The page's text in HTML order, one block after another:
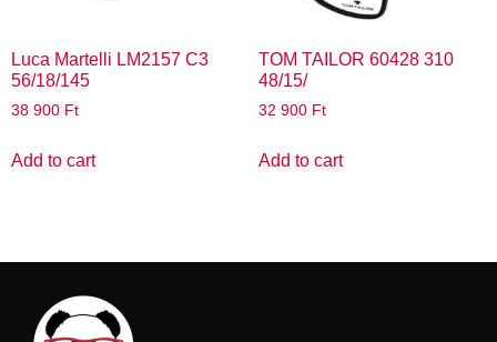
Luca Martelli LM2157 C3
56/18/145
38 900 Ft
Add to cart
TOM TAILOR 60428 310
48/15/
32 900 Ft
Add to cart